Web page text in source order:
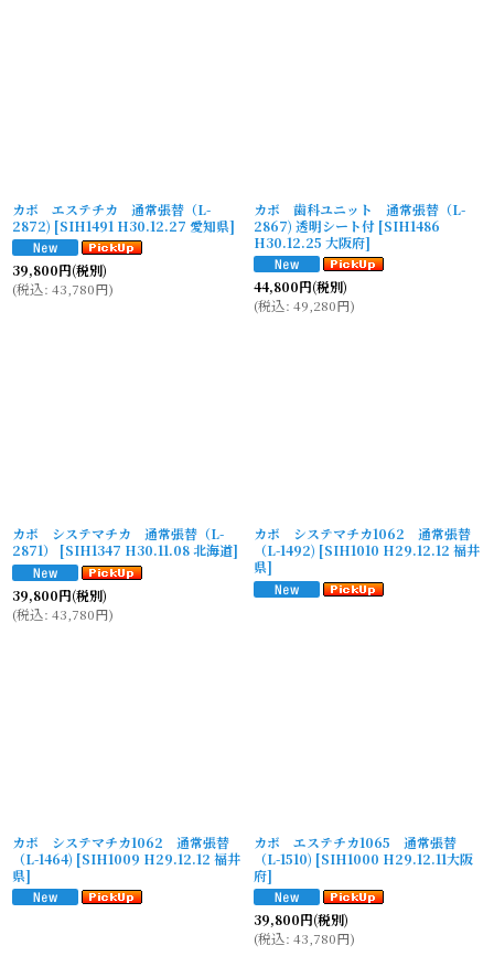
カボ エステチカ 通常張替（L-
2872) [SIH1491 H30.12.27 愛知県]
39,800円(税別)
(税込: 43,780円)
カボ 歯科ユニット 通常張替（L-
2867) 透明シート付 [SIH1486
H30.12.25 大阪府]
44,800円(税別)
(税込: 49,280円)
カボ システマチカ 通常張替（L-
2871）
[SIH1347 H30.11.08 北海道]
39,800円(税別)
(税込: 43,780円)
カボ システマチカ1062 通常張替
（L-1492) [SIH1010 H29.12.12 福井
県]
カボ システマチカ1062 通常張替
（L-1464) [SIH1009 H29.12.12 福井
県]
カボ エステチカ1065 通常張替
（L-1510) [SIH1000 H29.12.11大阪
府]
39,800円(税別)
(税込: 43,780円)